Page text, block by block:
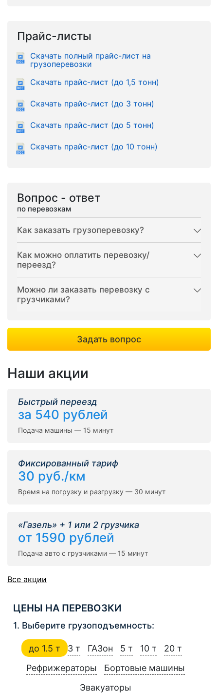
Прайс-листы
Скачать полный прайс-лист на
грузоперевозки
Скачать прайс-лист (до 1,5 тонн)
Скачать прайс-лист (до 3 тонн)
Скачать прайс-лист (до 5 тонн)
Скачать прайс-лист (до 10 тонн)
Вопрос - ответ
по перевозкам
Как заказать грузоперевозку?
Как можно оплатить перевозку/
переезд?
Можно ли заказать перевозку с
грузчиками?
Задать вопрос
Наши акции
Быстрый переезд
за 540 рублей
Подача машины — 15 минут
Фиксированный тариф
30 руб./км
Время на погрузку и разгрузку — 30 минут
«Газель» + 1 или 2 грузчика
от 1590 рублей
Подача авто с грузчиками — 15 минут
Все акции
ЦЕНЫ НА ПЕРЕВОЗКИ
1. Выберите грузоподъемность:
до 1.5 т 3 т ГАЗон 5 т 10 т
20 т
Рефрижераторы
Бортовые машины
Эвакуаторы